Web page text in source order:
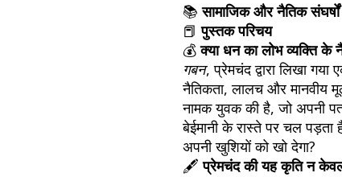
📚सामाजिक और नैतिक
📕पुस्तक परिचय
💰क्या धन का लोभ व्यक्ति के
गबन, प्रेमचंद द्वारा लिखा
नैतिकता, लालच और मानवीय
नामक युवक की है, जो अपनी
बेईमानी के रास्ते पर चल
अपनी खुशियों को खो देगा?
🖋️प्रेमचंद की यह कृति न केवल